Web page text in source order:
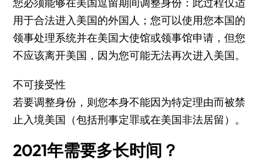
用于合法进入美国的外国人；您可以使用您本国的
领事处理系统并在美国大使馆或领事馆申请，但您
不应该离开美国，因为您可能无法再次进入美国。
不可接受性
若要调整身份，则您本身不能因为特定理由而被禁
止入境美国（包括刑事定罪或在美国非法居留）。
2021年需要多长时间？